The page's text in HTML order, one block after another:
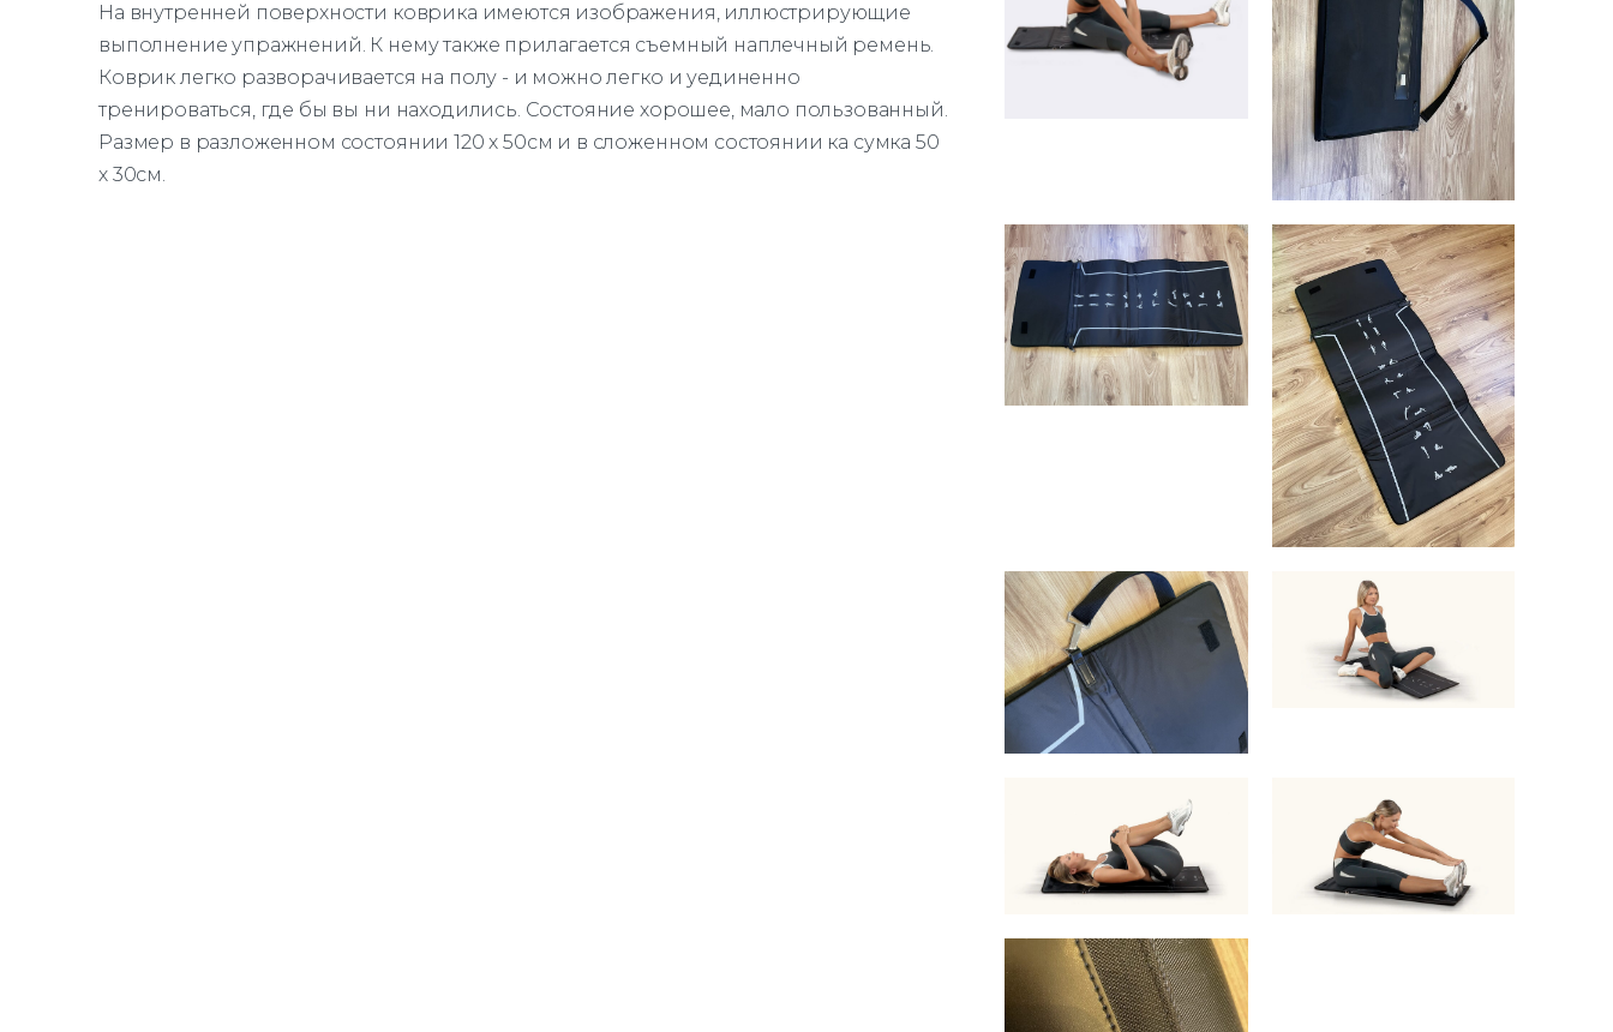
На внутренней поверхности коврика имеются изображения, иллюстрирующие
выполнение упражнений. К нему также прилагается съемный наплечный ремень.
Коврик легко разворачивается на полу - и можно легко и уединенно
тренироваться, где бы вы ни находились. Состояние хорошее, мало пользованный.
Размер в разложенном состоянии 120 х 50см и в сложенном состоянии ка сумка 50
х 30см.